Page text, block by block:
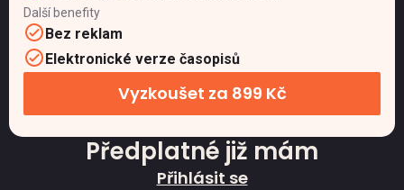
Další benefity
Bez reklam
Elektronické verze časopisů
Vyzkoušet za 899 Kč
Předplatné již mám
Přihlásit se